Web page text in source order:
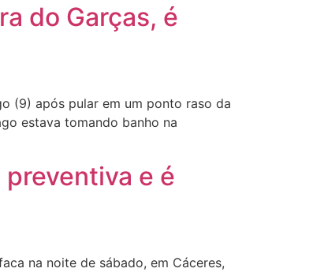
do Garças, é
(9) após pular em um ponto raso da
estava tomando banho na
e é
na noite de sábado, em Cáceres,